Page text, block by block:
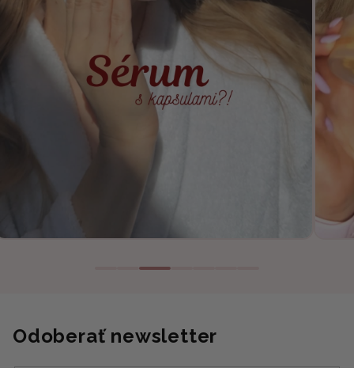
Odoberať newsletter